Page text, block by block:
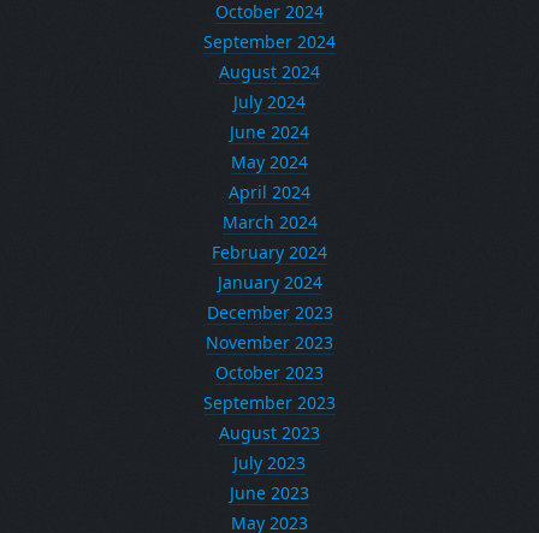
October 2024
September 2024
August 2024
July 2024
June 2024
May 2024
April 2024
March 2024
February 2024
January 2024
December 2023
November 2023
October 2023
September 2023
August 2023
July 2023
June 2023
May 2023